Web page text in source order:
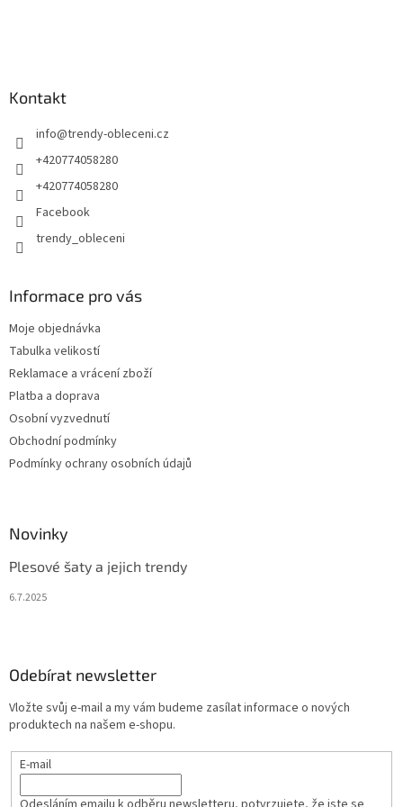
Kontakt
info@trendy-obleceni.cz
+420774058280
+420774058280
Facebook
trendy_obleceni
Informace pro vás
Moje objednávka
Tabulka velikostí
Reklamace a vrácení zboží
Platba a doprava
Osobní vyzvednutí
Obchodní podmínky
Podmínky ochrany osobních údajů
Novinky
Plesové šaty a jejich trendy
6.7.2025
Odebírat newsletter
Vložte svůj e-mail a my vám budeme zasílat informace o nových
produktech na našem e-shopu.
E-mail